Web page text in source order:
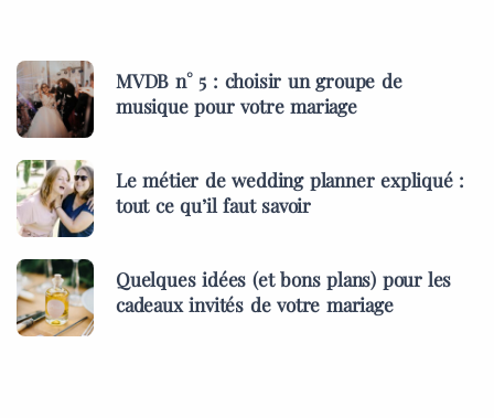
MVDB n° 5 : choisir un groupe de
musique pour votre mariage
Le métier de wedding planner expliqué :
tout ce qu’il faut savoir
Quelques idées (et bons plans) pour les
cadeaux invités de votre mariage